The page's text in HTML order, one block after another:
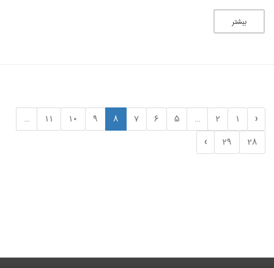
بیشتر
‹
1
2
...
5
6
7
8
9
10
11
...
28
29
›